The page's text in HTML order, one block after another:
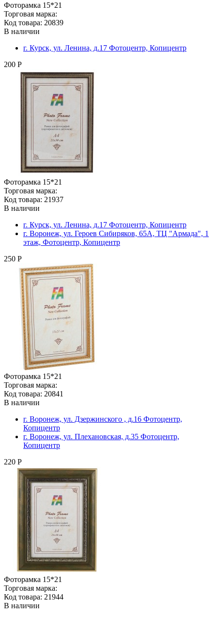
Фоторамка 15*21
Торговая марка:
Код товара: 20839
В наличии
г. Курск, ул. Ленина, д.17 Фотоцентр, Копицентр
200 Р
Фоторамка 15*21
Торговая марка:
Код товара: 21937
В наличии
г. Курск, ул. Ленина, д.17 Фотоцентр, Копицентр
г. Воронеж, ул. Героев Сибиряков, 65А, ТЦ "Армада", 1
этаж, Фотоцентр, Копицентр
250 Р
Фоторамка 15*21
Торговая марка:
Код товара: 20841
В наличии
г. Воронеж, ул. Дзержинского , д.16 Фотоцентр,
Копицентр
г. Воронеж, ул. Плехановская, д.35 Фотоцентр,
Копицентр
220 Р
Фоторамка 15*21
Торговая марка:
Код товара: 21944
В наличии